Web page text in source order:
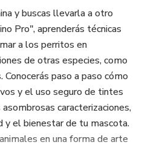
y buscas llevarla a otro
Pro", aprenderás técnicas
a los perritos en
de otras especies, como
paso a paso cómo
y el uso seguro de tintes
caracterizaciones,
y el bienestar de tu mascota.
en una forma de arte